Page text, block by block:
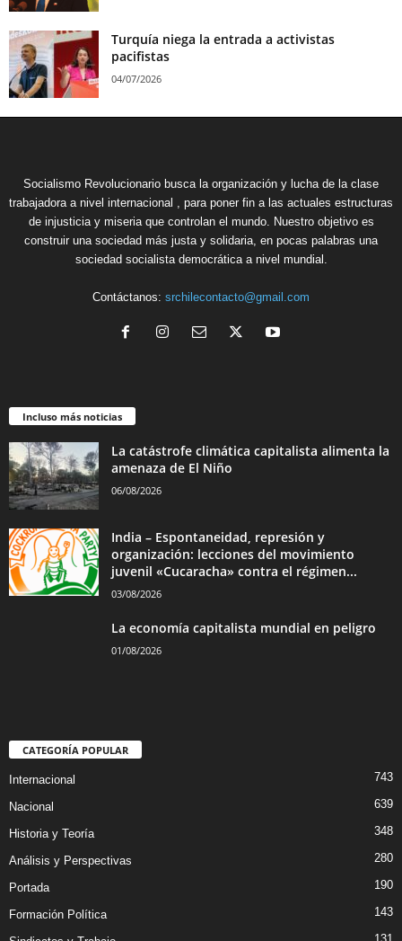
Turquía niega la entrada a activistas
pacifistas
04/07/2026
Socialismo Revolucionario busca la organización y lucha de la clase
trabajadora a nivel internacional , para poner fin a las actuales estructuras
de injusticia y miseria que controlan el mundo. Nuestro objetivo es
construir una sociedad más justa y solidaria, en pocas palabras una
sociedad socialista democrática a nivel mundial.
Contáctanos: srchilecontacto@gmail.com
Incluso más noticias
La catástrofe climática capitalista alimenta la
amenaza de El Niño
06/08/2026
India – Espontaneidad, represión y
organización: lecciones del movimiento
juvenil «Cucaracha» contra el régimen...
03/08/2026
La economía capitalista mundial en peligro
01/08/2026
CATEGORÍA POPULAR
Internacional 743
Nacional 639
Historia y Teoría 348
Análisis y Perspectivas 280
Portada 190
Formación Política 143